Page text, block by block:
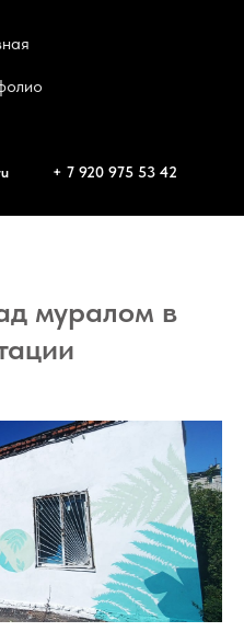
+ 7 920 975 53 42
муралом в